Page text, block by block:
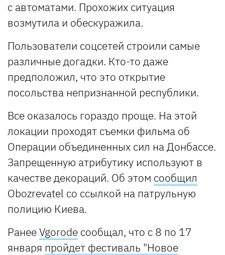
с автоматами. Прохожих ситуация
возмутила и обескуражила.
Пользователи соцсетей строили самые
различные догадки. Кто-то даже
предположил, что это открытие
посольства непризнанной республики.
Все оказалось гораздо проще. На этой
локации проходят съемки фильма об
Операции объединенных сил на Донбассе.
Запрещенную атрибутику используют в
качестве декораций. Об этом сообщил
Obozrevatel со ссылкой на патрульную
полицию Киева.
РанееVgorode сообщал, что с 8 по 17
января пройдет фестиваль "Новое